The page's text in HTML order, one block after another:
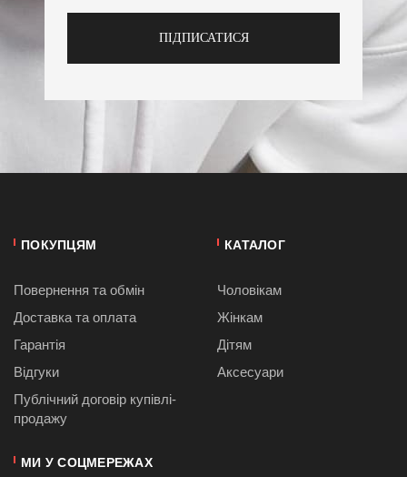
ПІДПИСАТИСЯ
ПОКУПЦЯМ
Повернення та обмін
Доставка та оплата
Гарантія
Відгуки
Публiчний договiр купівлі-
продажу
КАТАЛОГ
Чоловікам
Жінкам
Дітям
Аксесуари
МИ У СОЦМЕРЕЖАХ